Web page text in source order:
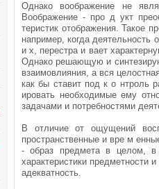
Однако воображение не
Воображение - про д укт
теристик отображения. Такое
например, когда деятельность
и х, перестра и вает
Однако решающую и
взаимо­влияния, а вся
как бы ставит под к о нтроль
ировать необходимые ему
задачами и потребностями
В отличие от ощущений
пространственные и вре м
- образ предмета в целом,
характеристики предмет­ности
адекватность.